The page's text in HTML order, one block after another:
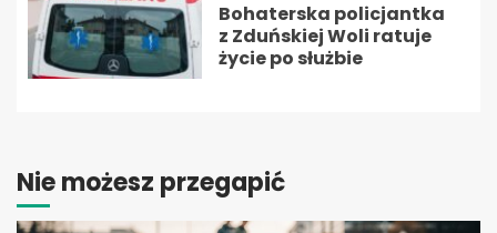
Bohaterska policjantka
z Zduńskiej Woli ratuje
życie po służbie
Nie możesz przegapić